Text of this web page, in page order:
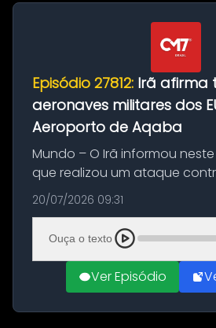
Episódio 27812: Irã afirma
aeronaves militares dos
Aeroporto de Aqaba
Mundo – O Irã informou
que realizou um ataque
militares dos Estados Unidos
Aeroporto de Aqaba, na
21ª fase da Operação Nasr 2.
20/07/2026 09:31
Ouça o texto
Ver Episódio